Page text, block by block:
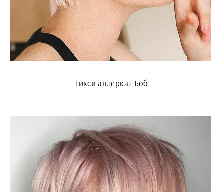
Пикси андеркат Боб